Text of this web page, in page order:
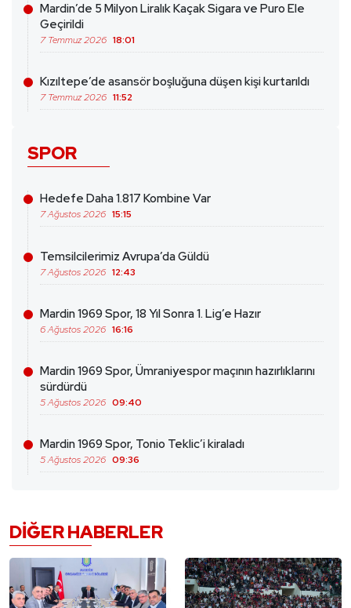
Mardin’de 5 Milyon Liralık Kaçak Sigara ve Puro Ele
Geçirildi
7 Temmuz 2026 18:01
Kızıltepe’de asansör boşluğuna düşen kişi kurtarıldı
7 Temmuz 2026 11:52
SPOR
Hedefe Daha 1.817 Kombine Var
7 Ağustos 2026 15:15
Temsilcilerimiz Avrupa’da Güldü
7 Ağustos 2026 12:43
Mardin 1969 Spor, 18 Yıl Sonra 1. Lig’e Hazır
6 Ağustos 2026 16:16
Mardin 1969 Spor, Ümraniyespor maçının hazırlıklarını
sürdürdü
5 Ağustos 2026 09:40
Mardin 1969 Spor, Tonio Teklic’i kiraladı
5 Ağustos 2026 09:36
DIĞER HABERLER